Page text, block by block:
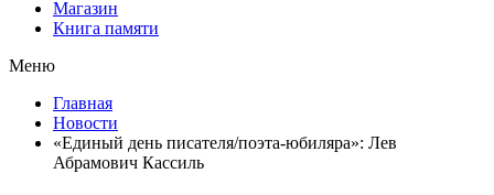
Магазин
Книга памяти
Меню
Главная
Новости
«Единый день писателя/поэта-юбиляра»: Лев
Абрамович Кассиль